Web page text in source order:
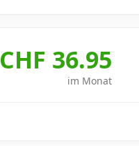
CHF 36.95
im Monat